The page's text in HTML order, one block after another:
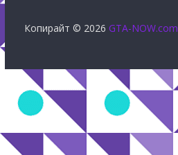
Копирайт © 2026 GTA-NOW.com